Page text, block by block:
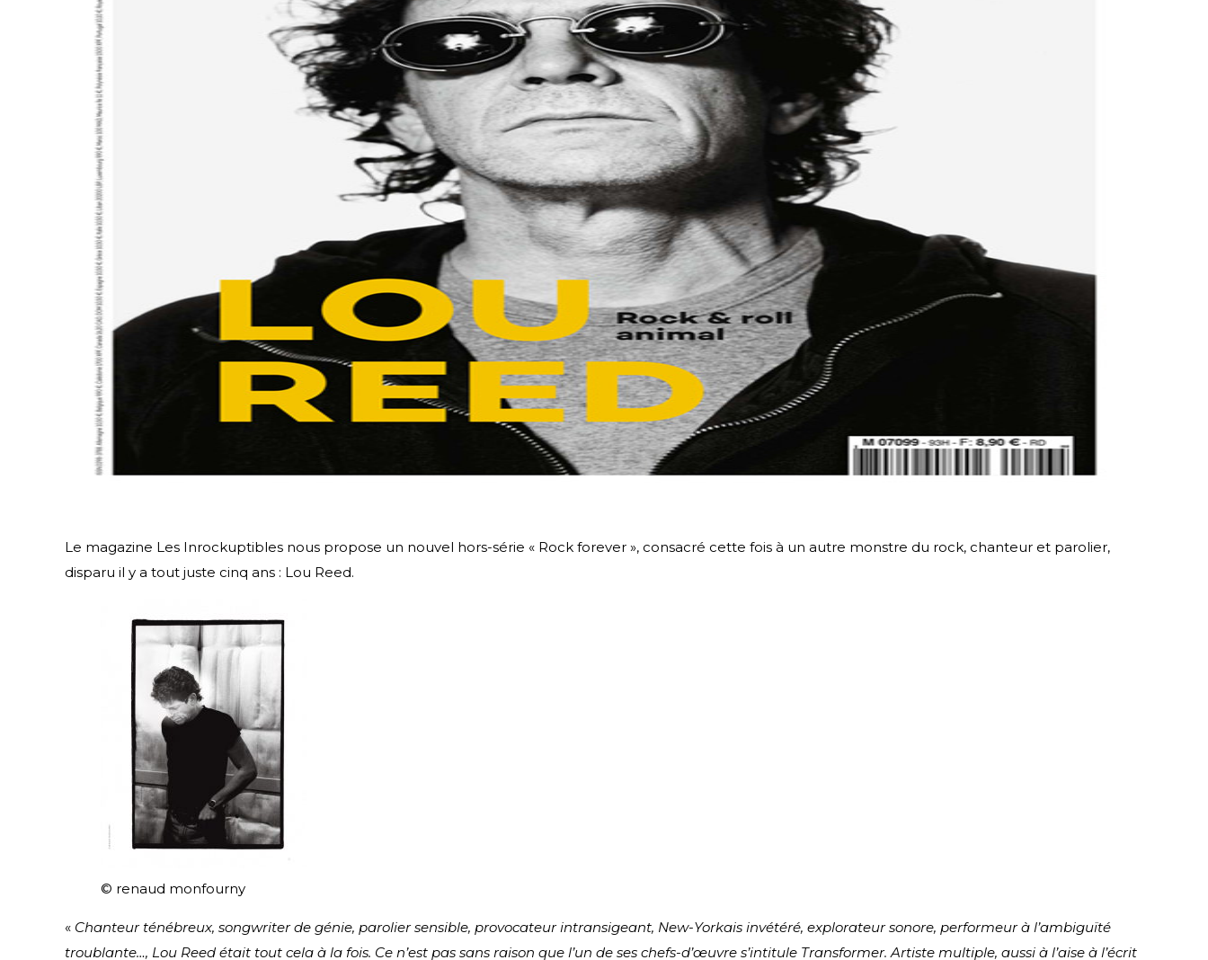
Le magazine Les Inrockuptibles nous propose un nouvel hors-série « Rock forever », consacré cette fois à un autre monstre du rock, chanteur et parolier,
disparu il y a tout juste cinq ans : Lou Reed.
© renaud monfourny
« Chanteur ténébreux, songwriter de génie, parolier sensible, provocateur intransigeant, New-Yorkais invétéré, explorateur sonore, performeur à l’ambiguïté
troublante…, Lou Reed était tout cela à la fois. Ce n’est pas sans raison que l’un de ses chefs-d’œuvre s’intitule Transformer. Artiste multiple, aussi à l’aise à l’écrit